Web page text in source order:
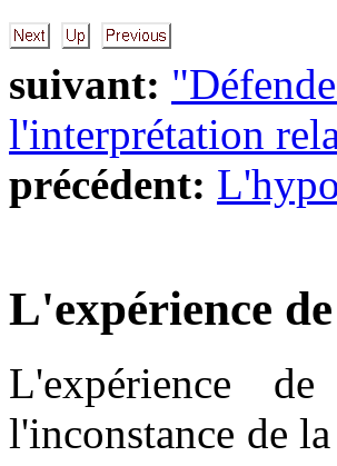
suivant:
l'interprétation
précédent:
L'expérience
L'expérience
l'inconstance de